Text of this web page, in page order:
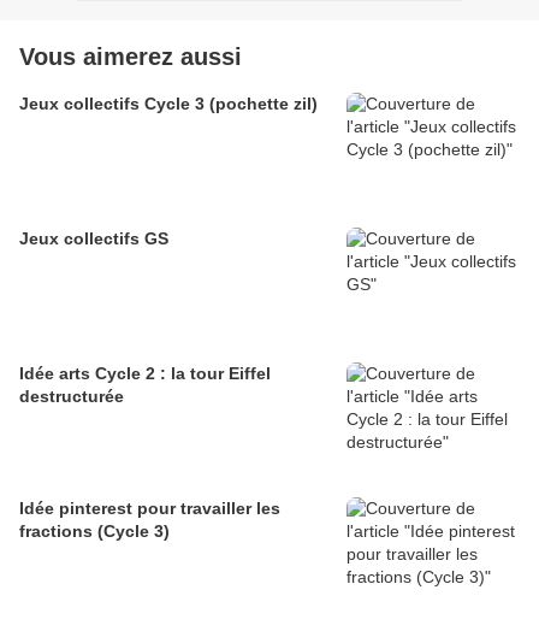
Vous aimerez aussi
Jeux collectifs Cycle 3 (pochette zil)
Jeux collectifs GS
Idée arts Cycle 2 : la tour Eiffel
destructurée
Idée pinterest pour travailler les
fractions (Cycle 3)